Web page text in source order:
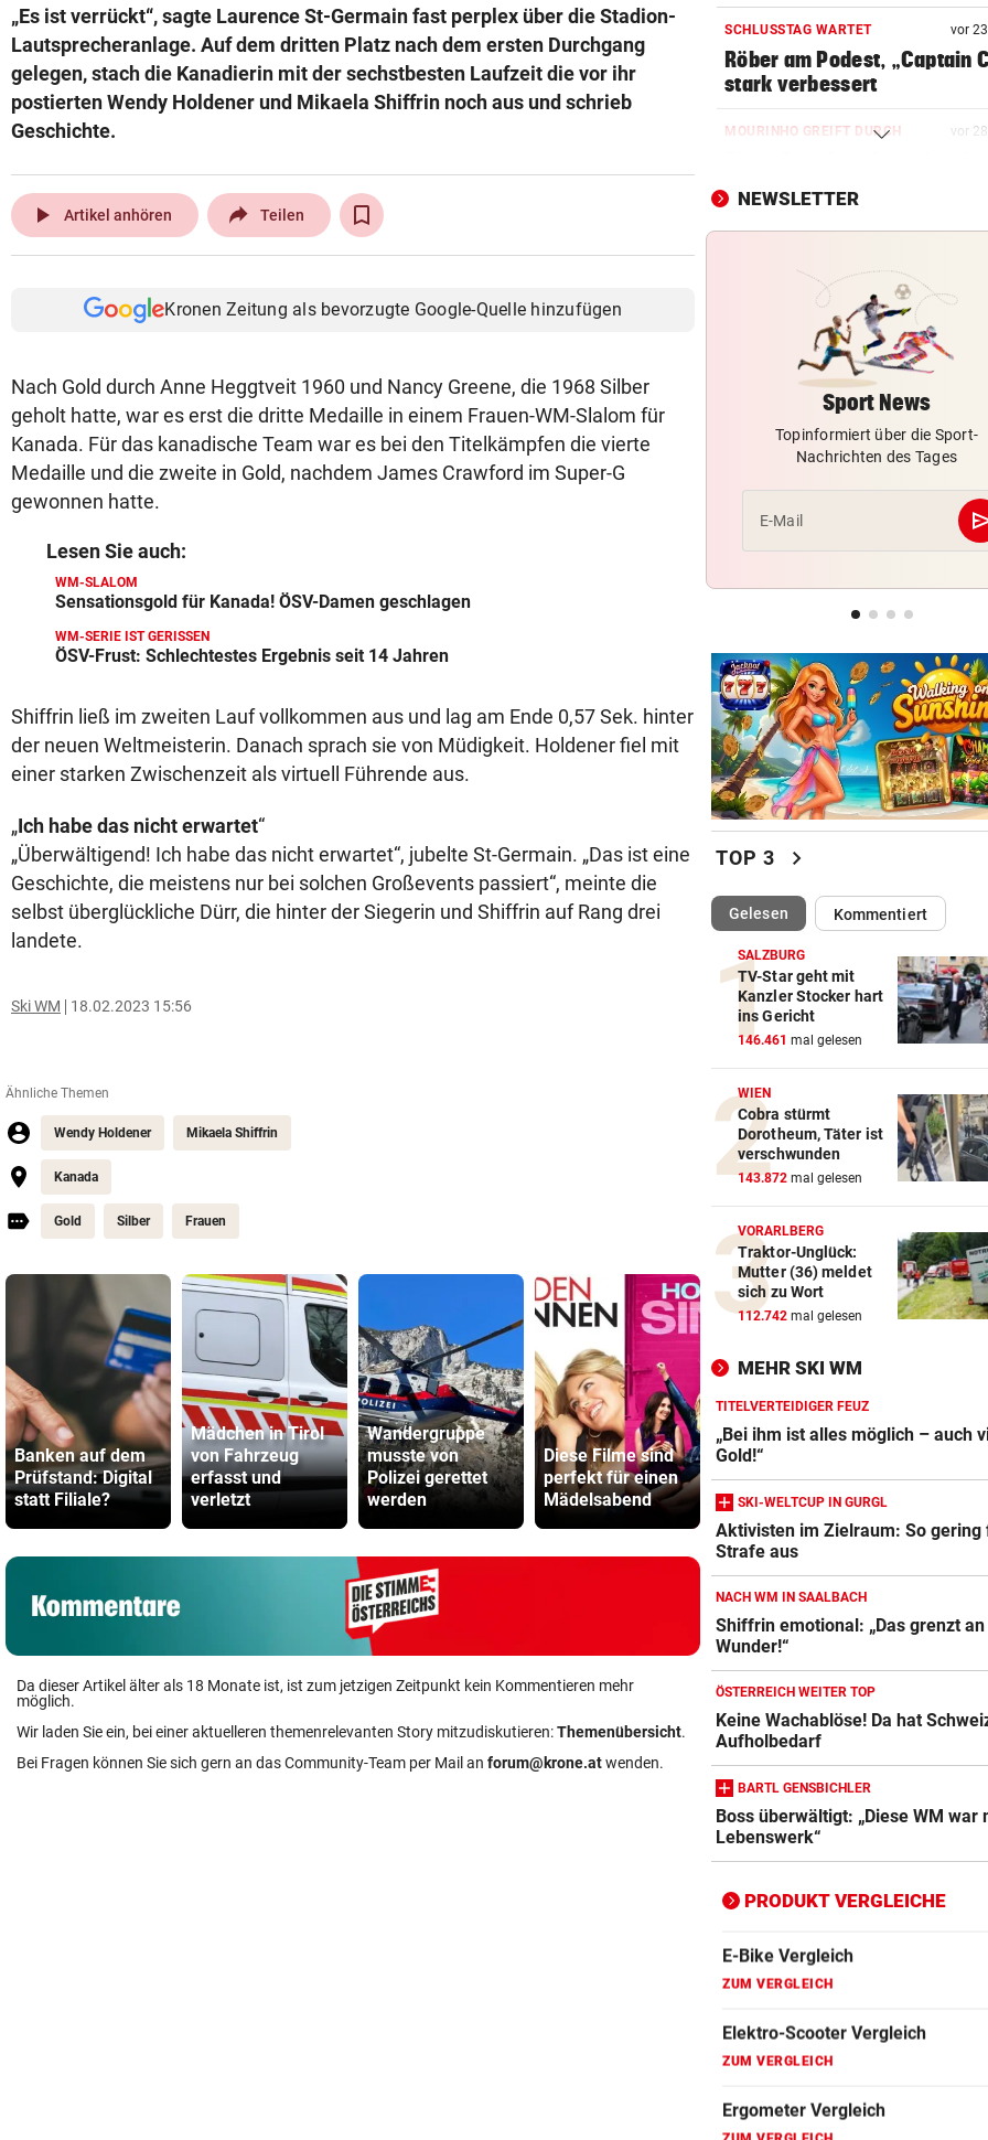
© Krone Multimedia GmbH & Co KG 2026
Muthgasse 2, 1190 Wien
„Es ist verrückt“, sagte Laurence St-Germain fast perplex über die Stadion-
Lautsprecheranlage. Auf dem dritten Platz nach dem ersten Durchgang
gelegen, stach die Kanadierin mit der sechstbesten Laufzeit die vor ihr
postierten Wendy Holdener und Mikaela Shiffrin noch aus und schrieb
Geschichte.
play_arrow Artikel anhören Teilen
Kronen Zeitung als bevorzugte Google-Quelle hinzufügen
Nach Gold durch Anne Heggtveit 1960 und Nancy Greene, die 1968 Silber
geholt hatte, war es erst die dritte Medaille in einem Frauen-WM-Slalom für
Kanada. Für das kanadische Team war es bei den Titelkämpfen die vierte
Medaille und die zweite in Gold, nachdem James Crawford im Super-G
gewonnen hatte.
Lesen Sie auch:
WM-SLALOM
Sensationsgold für Kanada! ÖSV-Damen geschlagen
WM-SERIE IST GERISSEN
ÖSV-Frust: Schlechtestes Ergebnis seit 14 Jahren
Shiffrin ließ im zweiten Lauf vollkommen aus und lag am Ende 0,57 Sek. hinter
der neuen Weltmeisterin. Danach sprach sie von Müdigkeit. Holdener fiel mit
einer starken Zwischenzeit als virtuell Führende aus.
„Ich habe das nicht erwartet“
„Überwältigend! Ich habe das nicht erwartet“, jubelte St-Germain. „Das ist eine
Geschichte, die meistens nur bei solchen Großevents passiert“, meinte die
selbst überglückliche Dürr, die hinter der Siegerin und Shiffrin auf Rang drei
landete.
Ski WM 18.02.2023 15:56
Ähnliche Themen
Wendy Holdener Mikaela Shiffrin
Kanada
Gold Silber Frauen
Banken auf dem
Prüfstand: Digital
statt Filiale?
Mädchen in Tirol
von Fahrzeug
erfasst und
verletzt
Wandergruppe
musste von
Polizei gerettet
werden
Diese Filme sind
perfekt für einen
Mädelsabend
Fake-Hochzeit!
Ronaldo hat alle
getäuscht
Minister
Regeln für
Da dieser Artikel älter als 18 Monate ist, ist zum jetzigen Zeitpunkt kein Kommentieren mehr
möglich.
Wir laden Sie ein, bei einer aktuelleren themenrelevanten Story mitzudiskutieren:Themenübersicht.
Bei Fragen können Sie sich gern an das Community-Team per Mail an forum@krone.atwenden.
SCHLUSSTAG WARTET vor
Röber am Podest, „Captain
stark verbessert
MOURINHO GREIFT DURCH vor
die Real-Spieler
VEREIN NIMMT ABSCHIED
19-Jährigen
POLIN SCHIMPFT
„Einfach kindisch“: Zoff bei
de France Femmes
KEINE SPUR ...
Fake-Hochzeit! Ronaldo hat
getäuscht
Trauerfeier
Statement! FIFA wittert
gegen Infantino
NEWSLETTER
Sport News
Topinformiert über die Sport-
Nachrichten des Tages
E-Mail
TOP 3 chevron_right
Gelesen(ausgewählt)Kommentiert
SALZBURG
TV-Star geht mit
Kanzler Stocker hart
ins Gericht
146.461 mal gelesen
WIEN
Cobra stürmt
Dorotheum, Täter ist
verschwunden
143.872 mal gelesen
VORARLBERG
Traktor-Unglück:
Mutter (36) meldet
sich zu Wort
112.742 mal gelesen
MEHR SKI WM
TITELVERTEIDIGER FEUZ
„Bei ihm ist alles möglich – auch
Gold!“
SKI-WELTCUP IN GURGL
Aktivisten im Zielraum: So gering
Strafe aus
NACH WM IN SAALBACH
Shiffrin emotional: „Das grenzt
Wunder!“
ÖSTERREICH WEITER TOP
Keine Wachablöse! Da hat
Aufholbedarf
BARTL GENSBICHLER
Boss überwältigt: „Diese WM war
Lebenswerk“
PRODUKT VERGLEICHE
Action-Cam Vergleich
Crosstrainer Vergleich
E-Bike Vergleich
ZUM VERGLEICH
Elektro-Scooter Vergleich
ZUM VERGLEICH
Ergometer Vergleich
ZUM VERGLEICH
ZUM VERGLEICH
ZUM VERGLEICH